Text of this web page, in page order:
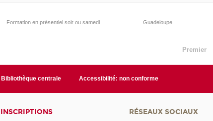
Formation en présentiel soir ou samedi Guadeloupe
Premier
Bibliothèque centrale Accessibilité: non conforme
INSCRIPTIONS RÉSEAUX SOCIAUX